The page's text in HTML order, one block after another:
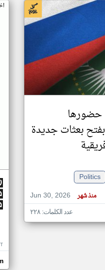
حضورها
بعثات جديدة
Politics
Jun 30, 2026
منذ شهر
عدد الكلمات: ٢٢٨